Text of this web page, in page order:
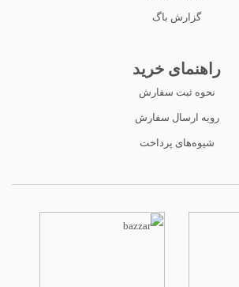
گزارش باگ
راهنمای خرید
نحوه ثبت سفارش
رویه ارسال سفارش
شیوه‌های پرداخت